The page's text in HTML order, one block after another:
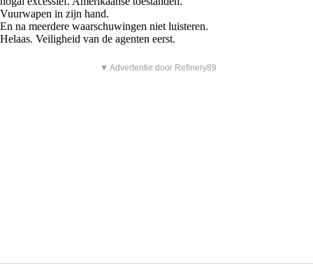
Vuurwapen in zijn hand.
En na meerdere waarschuwingen niet luisteren.
Helaas. Veiligheid van de agenten eerst.
▼ Advertentie door Refinery89